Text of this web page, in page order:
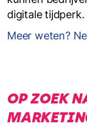
digitale tijdperk.
Meer weten?
OP ZOEK